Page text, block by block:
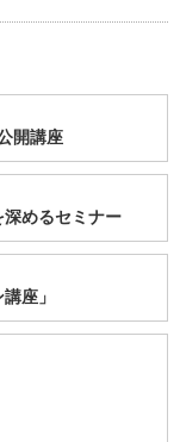
開講座
めるセミナー
座」